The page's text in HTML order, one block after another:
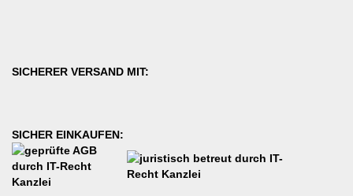
SICHERER VERSAND MIT:
SICHER EINKAUFEN: